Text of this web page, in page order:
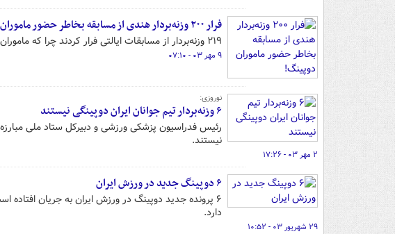
فرار ۲۰۰ وزنه‌بردار هندی از مسابقه بخاطر حضور ماموران دوپینگ!
۲۱۹ وزنه‌بردار از مسابقات ایالتی فرار کردند چرا که ماموران مبارزه با دوپینگ وارد محل برگزاری مسابقات شدند.
۹ مهر ۰۳ - ۰۷:۱۰
نوروزی:
۶ وزنه‌بردار تیم جوانان ایران دوپینگی نیستند
رئیس فدراسیون پزشکی ورزشی و دبیرکل ستاد ملی
نیستند.
۲ مهر ۰۳ - ۱۷:۲۶
۶ دوپینگ جدید در ورزش ایران
دارد.
۲۹ شهریور ۰۳ - ۱۰:۵۲